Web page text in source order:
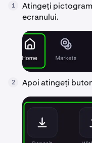
1 Atingeți
ecranului.
2 Apoi atingeți